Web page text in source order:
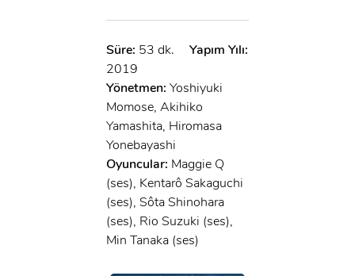
Süre: 53 dk.
Yapım Yılı:
2019
Yönetmen: Yoshiyuki
Momose, Akihiko
Yamashita, Hiromasa
Yonebayashi
Oyuncular: Maggie Q
(ses), Kentarô Sakaguchi
(ses), Sôta Shinohara
(ses), Rio Suzuki (ses),
Min Tanaka (ses)